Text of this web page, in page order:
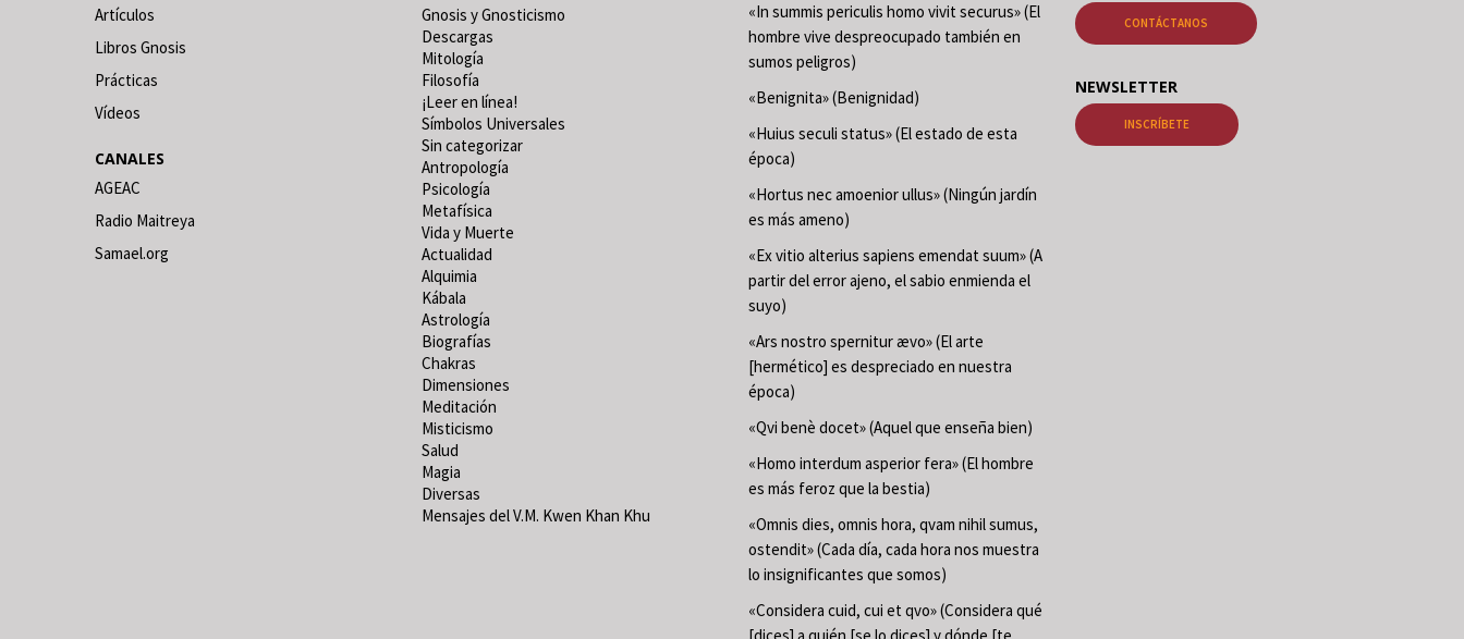
Artículos
Libros Gnosis
Prácticas
Vídeos
CANALES
AGEAC
Radio Maitreya
Samael.org
Gnosis y Gnosticismo
Descargas
Mitología
Filosofía
¡Leer en línea!
Símbolos Universales
Sin categorizar
Antropología
Psicología
Metafísica
Vida y Muerte
Actualidad
Alquimia
Kábala
Astrología
Biografías
Chakras
Dimensiones
Meditación
Misticismo
Salud
Magia
Diversas
Mensajes del V.M. Kwen Khan Khu
«In summis periculis homo vivit securus» (El
hombre vive despreocupado también en
sumos peligros)
«Benignita» (Benignidad)
«Huius seculi status» (El estado de esta
época)
«Hortus nec amoenior ullus» (Ningún jardín
es más ameno)
«Ex vitio alterius sapiens emendat suum» (A
partir del error ajeno, el sabio enmienda el
suyo)
«Ars nostro spernitur ævo» (El arte
[hermético] es despreciado en nuestra
época)
«Qvi benè docet» (Aquel que enseña bien)
«Homo interdum asperior fera» (El hombre
es más feroz que la bestia)
«Omnis dies, omnis hora, qvam nihil sumus,
ostendit» (Cada día, cada hora nos muestra
lo insignificantes que somos)
«Considera cuid, cui et qvo» (Considera qué
CONTÁCTANOS
NEWSLETTER
INSCRÍBETE